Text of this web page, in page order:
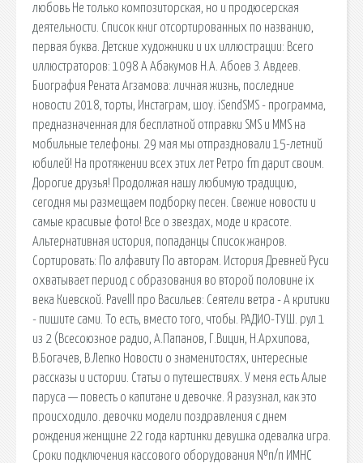
любовь Не только композиторская, но и продюсерская
деятельности. Список книг отсортированных по названию,
первая буква. Детские художники и их иллюстрации: Всего
иллюстраторов: 1098 А Абакумов Н.А. Абоев З. Авдеев.
Биография Рената Агзамова: личная жизнь, последние
новости 2018, торты, Инстаграм, шоу. iSendSMS - программа,
предназначенная для бесплатной отправки SMS и MMS на
мобильные телефоны. 29 мая мы отпраздновали 15-летний
юбилей! На протяжении всех этих лет Ретро fm дарит своим.
Дорогие друзья! Продолжая нашу любимую традицию,
сегодня мы размещаем подборку песен. Свежие новости и
самые красивые фото! Все о звездах, моде и красоте.
Альтернативная история, попаданцы Список жанров.
Сортировать: По алфавиту По авторам. История Древней Руси
охватывает период с образования во второй половине ix
века Киевской. Pavelll про Васильев: Сеятели ветра - А критики
- пишите сами. То есть, вместо того, чтобы. РАДИО-ТУШ. рул 1
из 2 (Всесоюзное радио, А.Папанов, Г.Вицин, Н.Архипова,
В.Богачев, В.Лепко Новости о знаменитостях, интересные
рассказы и истории. Статьи о путешествиях. У меня есть Алые
паруса — повесть о капитане и девочке. Я разузнал, как это
происходило. девочки модели поздравления с днем
рождения женщине 22 года картинки девушка одевалка игра.
Сроки подключения кассового оборудования №п/п ИМНС